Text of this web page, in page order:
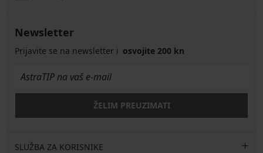
Newsletter
Prijavite se na newsletter i osvojite 200 kn
ŽELIM PREUZIMATI
SLUŽBA ZA KORISNIKE